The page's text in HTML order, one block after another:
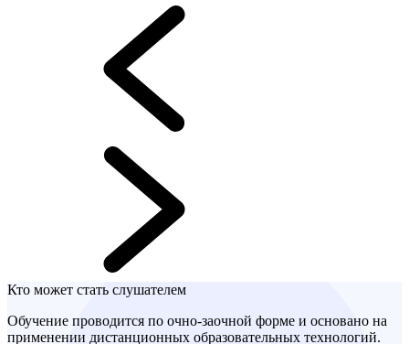
Кто может стать слушателем
Обучение проводится по очно-заочной форме и основано на
применении дистанционных образовательных технологий.